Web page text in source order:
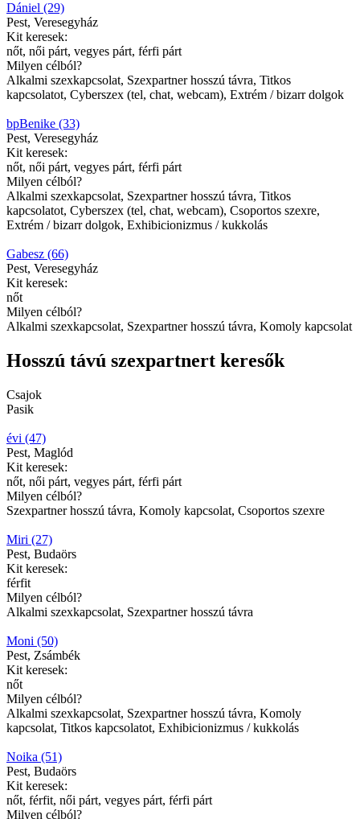
Dániel (29)
Pest, Veresegyház
Kit keresek:
nőt, női párt, vegyes párt, férfi párt
Milyen célból?
Alkalmi szexkapcsolat, Szexpartner hosszú távra, Titkos
kapcsolatot, Cyberszex (tel, chat, webcam), Extrém / bizarr dolgok
bpBenike (33)
Pest, Veresegyház
Kit keresek:
nőt, női párt, vegyes párt, férfi párt
Milyen célból?
Alkalmi szexkapcsolat, Szexpartner hosszú távra, Titkos
kapcsolatot, Cyberszex (tel, chat, webcam), Csoportos szexre,
Extrém / bizarr dolgok, Exhibicionizmus / kukkolás
Gabesz (66)
Pest, Veresegyház
Kit keresek:
nőt
Milyen célból?
Alkalmi szexkapcsolat, Szexpartner hosszú távra, Komoly kapcsolat
Hosszú távú szexpartnert keresők
Csajok
Pasik
évi (47)
Pest, Maglód
Kit keresek:
nőt, női párt, vegyes párt, férfi párt
Milyen célból?
Szexpartner hosszú távra, Komoly kapcsolat, Csoportos szexre
Miri (27)
Pest, Budaörs
Kit keresek:
férfit
Milyen célból?
Alkalmi szexkapcsolat, Szexpartner hosszú távra
Moni (50)
Pest, Zsámbék
Kit keresek:
nőt
Milyen célból?
Alkalmi szexkapcsolat, Szexpartner hosszú távra, Komoly
kapcsolat, Titkos kapcsolatot, Exhibicionizmus / kukkolás
Noika (51)
Pest, Budaörs
Kit keresek:
nőt, férfit, női párt, vegyes párt, férfi párt
Milyen célból?